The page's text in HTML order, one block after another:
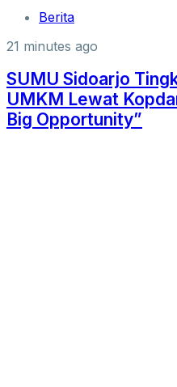
Berita
21 minutes ago
SUMU Sidoarjo
UMKM Lewat
Big Opportunity”